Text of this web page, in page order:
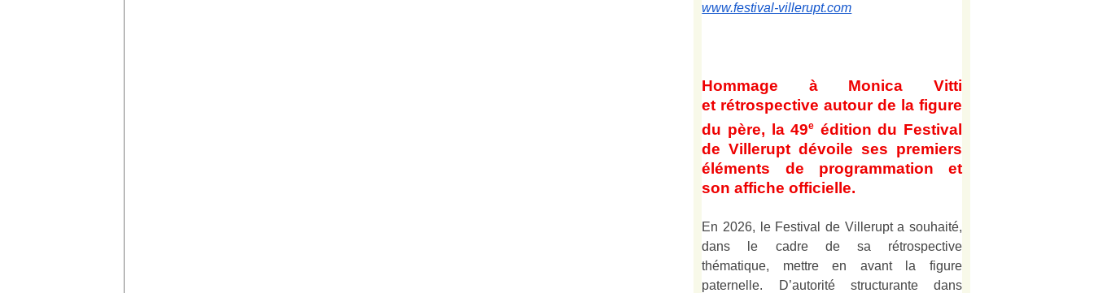
www.festival-villerupt.com
Hommage à Monica Vitti
et rétrospective autour de la figure
du père, la 49e édition du Festival
de Villerupt dévoile ses premiers
éléments de programmation et
son affiche officielle.
En 2026, le Festival de Villerupt a souhaité,
dans le cadre de sa rétrospective
thématique, mettre en avant la figure
paternelle. D’autorité structurante dans